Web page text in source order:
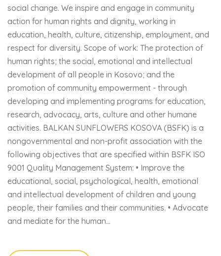
social change. We inspire and engage in community
action for human rights and dignity, working in
education, health, culture, citizenship, employment, and
respect for diversity. Scope of work: The protection of
human rights; the social, emotional and intellectual
development of all people in Kosovo; and the
promotion of community empowerment - through
developing and implementing programs for education,
research, advocacy, arts, culture and other humane
activities. BALKAN SUNFLOWERS KOSOVA (BSFK) is a
nongovernmental and non-profit association with the
following objectives that are specified within BSFK ISO
9001 Quality Management System: • Improve the
educational, social, psychological, health, emotional
and intellectual development of children and young
people, their families and their communities. • Advocate
and mediate for the human…